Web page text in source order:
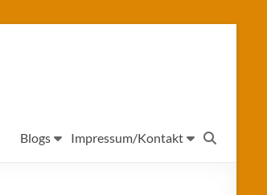
Blogs Impressum/Kontakt